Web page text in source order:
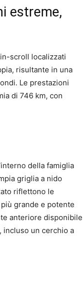
estreme,
scroll localizzati
risultante in una
Le prestazioni
di 746 km, con
della famiglia
griglia a nido
riflettono le
grande e potente
anteriore disponibile
incluso un cerchio a